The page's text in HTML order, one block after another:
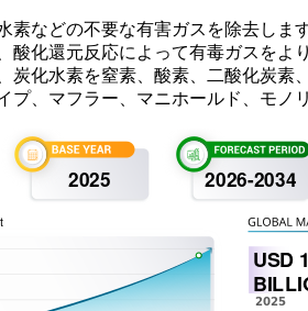
素などの不要な有害ガスを除去し
化還元反応によって有毒ガスをよ
化水素を窒素、酸素、二酸化炭
、マフラー、マニホールド、モノ